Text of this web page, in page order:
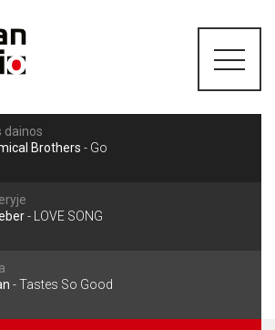
dainos
Brothers - Go
- LOVE SONG
-Tastes So Good